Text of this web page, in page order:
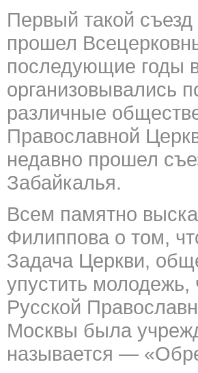
Первый такой
прошел
последующие годы
организовывались
различные
Православной
недавно прошел
Забайкалья.
Всем памятно
Филиппова о том,
Задача Церкви,
упустить
Русской
Москвы была
называется —